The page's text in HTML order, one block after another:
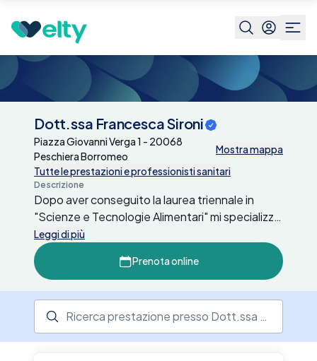
Dott.ssa Francesca Sironi
Piazza Giovanni Verga 1 - 20068
Peschiera Borromeo
Mostra mappa
Tutte le prestazioni e professionisti sanitari
Descrizione
Dopo aver conseguito la laurea triennale in
"Scienze e Tecnologie Alimentari" mi specializzo
in "Alimentazione e Nutrizione Umana", presso
l'Università degli Studi di Milano. Sono
regolarmente iscritta all’Albo Professionale
(sez. A) dell’Ordine Nazionale dei Biologi e in
continuo aggiornamento professionale. Lavoro
come libera professionista, occupandomi di
educazione alimentare e dietoterapia; svolgo
Leggi di più
Prenota online